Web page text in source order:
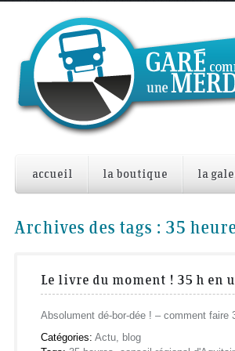
accueil la boutique la
Archives des tags : 35
Le livre du moment ! 35 h en
Absolument dé-bor-dée ! – comment
Catégories: Actu, blog